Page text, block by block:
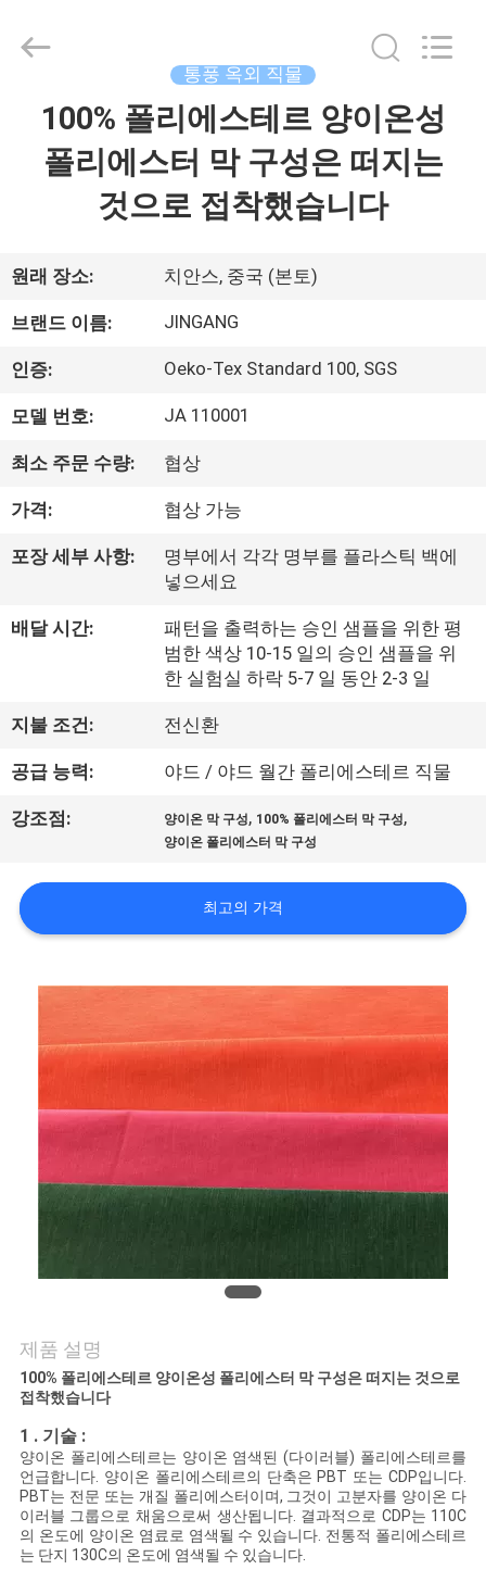
우
리
에
여
장
행
품
관
리
경
우
COMPANY
NEWS
Suzhou
Jingang
통풍 옥외 직물
100% 폴리에스테르 양이온성
폴리에스터 막 구성은 떠지는
것으로 접착했습니다
원래 장소: 치안스, 중국 (본토)
브랜드 이름: JINGANG
인증: Oeko-Tex Standard 100, SGS
모델 번호: JA 110001
최소 주문 수량: 협상
가격: 협상 가능
포장 세부 사항:
명부에서 각각 명부를 플라스틱 백에
넣으세요
배달 시간:
패턴을 출력하는 승인 샘플을 위한 평
범한 색상 10-15 일의 승인 샘플을 위
한 실험실 하락 5-7 일 동안 2-3 일
지불 조건: 전신환
공급 능력: 야드 / 야드 월간 폴리에스테르 직물
강조점: 양이온 막 구성, 100% 폴리에스터 막 구성,
양이온 폴리에스터 막 구성
최고의 가격
제품 설명
100% 폴리에스테르 양이온성 폴리에스터 막 구성은 떠지는 것으로
접착했습니다
1 . 기술 :
양이온 폴리에스테르는 양이온 염색된 (다이러블) 폴리에스테르를
언급합니다. 양이온 폴리에스테르의 단축은 PBT 또는 CDP입니다.
PBT는 전문 또는 개질 폴리에스터이며, 그것이 고분자를 양이온 다
이러블 그룹으로 채움으로써 생산됩니다. 결과적으로 CDP는 110C
의 온도에 양이온 염료로 염색될 수 있습니다. 전통적 폴리에스테르
는 단지 130C의 온도에 염색될 수 있습니다.